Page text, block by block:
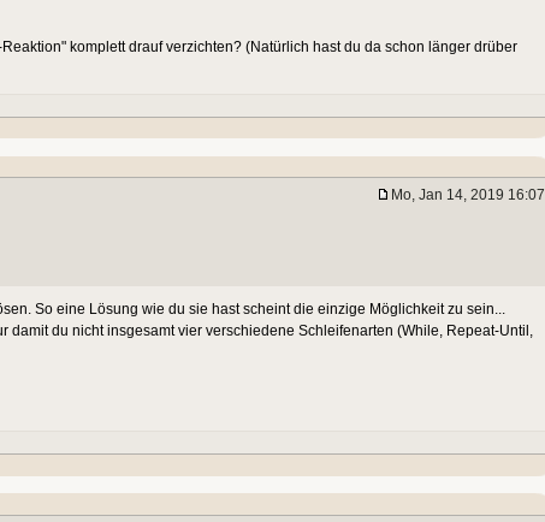
komplett drauf verzichten? (Natürlich hast du da schon länger drüber
Mo, Jan 14, 2019 16:07
So eine Lösung wie du sie hast scheint die einzige Möglichkeit zu sein...
du nicht insgesamt vier verschiedene Schleifenarten (While, Repeat-Until,